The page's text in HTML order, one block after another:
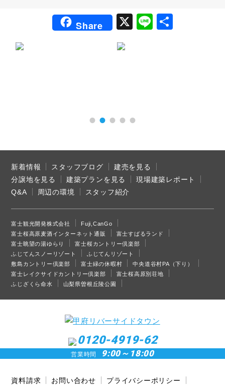
Share X
Li
新着情報 スタッフブログ
建売を見る
分譲地を見る
建築プランを見る
現場建築レポート
Q&A
周辺の環境 スタッフ紹介
富士観光開発株式会社
Fuji,CanGo
富士桜高原麦酒インターネット通販
富士すばるランド
富士眺望の湯ゆらり
富士桜カントリー倶楽部
ふじてんスノーリゾート
ふじてんリゾート
敷島カントリー倶楽部
富士緑の休暇村
中央道谷村PA（下り）
富士レイクサイドカントリー倶楽部
富士桜高原別荘地
ふじざくら命水
山梨県曽根丘陵公園
0120-4919-62
営業時間 9:00～18:00
資料請求 お問い合わせ プライバシーポリシー